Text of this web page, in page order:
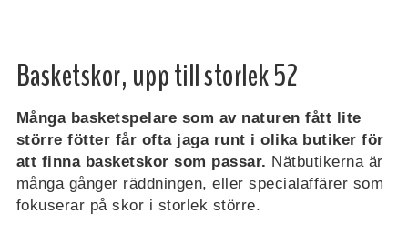
Basketskor, upp till storlek 52
Många basketspelare som av naturen fått lite
större fötter får ofta jaga runt i olika butiker för
att finna basketskor som passar. Nätbutikerna är
många gånger räddningen, eller specialaffärer som
fokuserar på skor i storlek större.